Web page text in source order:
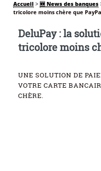
Accueil > 🆕 News des banques
tricolore moins chère que
DeluPay : la
tricolore moins
UNE SOLUTION DE
VOTRE CARTE
CHÈRE.